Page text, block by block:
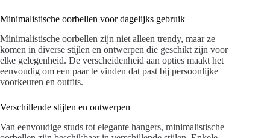
Minimalistische oorbellen voor dagelijks gebruik
Minimalistische oorbellen zijn niet alleen trendy, maar ze
komen in diverse stijlen en ontwerpen die geschikt zijn voor
elke gelegenheid. De verscheidenheid aan opties maakt het
eenvoudig om een paar te vinden dat past bij persoonlijke
voorkeuren en outfits.
Verschillende stijlen en ontwerpen
Van eenvoudige studs tot elegante hangers, minimalistische